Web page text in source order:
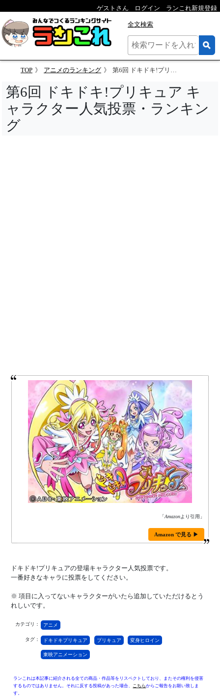
ゲストさん ログイン ランこれ新規登録
全文検索
TOP アニメのランキング 第6回 ドキドキ!プリキュア キャラクター人気投票
第6回 ドキドキ!プリキュア キ
ャラクター人気投票・ランキン
グ
「Amazonより引用」
Amazon で見る ▶
ドキドキ!プリキュアの登場キャラクター人気投票です。
一番好きなキャラに投票をしてください。
※ 項目に入ってないキャラクターがいたら追加していただけるとう
れしいです。
カテゴリ： アニメ
タグ： ドキドキプリキュア プリキュア 変身ヒロイン
東映アニメーション
ランこれは本記事に紹介される全ての商品・作品等をリスペクトしており、またその権利を侵害
するものではありません。それに反する投稿があった場合、 こちらからご報告をお願い致しま
す。